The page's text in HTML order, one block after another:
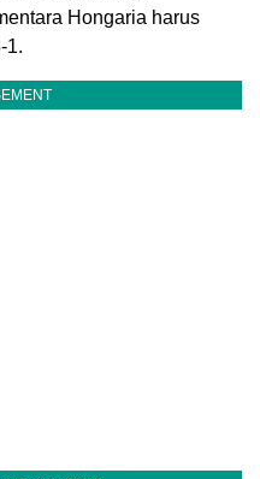
Hongaria harus
1.